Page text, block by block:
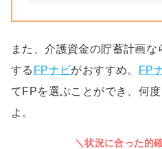
また、介護資金の貯蓄計画
する FPナビがおすすめ。 FP
てFPを選ぶことができ、何
よ。
＼状況に合った的